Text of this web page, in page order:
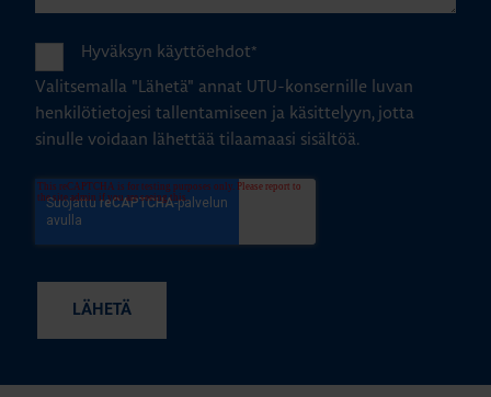
Hyväksyn käyttöehdot*
Valitsemalla "Lähetä" annat UTU-konsernille luvan
henkilötietojesi tallentamiseen ja käsittelyyn, jotta
sinulle voidaan lähettää tilaamaasi sisältöä.